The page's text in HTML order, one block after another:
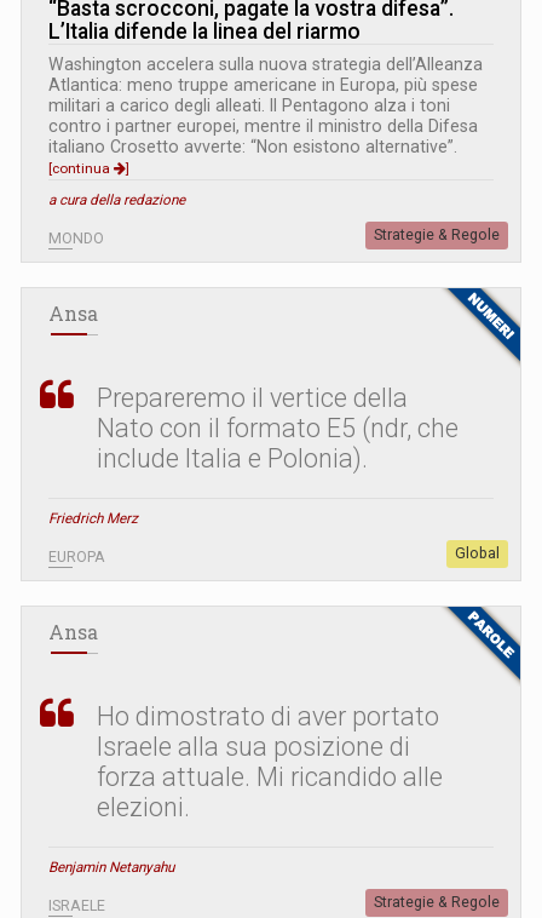
“Basta scrocconi, pagate la vostra difesa”.
L’Italia difende la linea del riarmo
Washington accelera sulla nuova strategia dell’Alleanza
Atlantica: meno truppe americane in Europa, più spese
militari a carico degli alleati. Il Pentagono alza i toni
contro i partner europei, mentre il ministro della Difesa
italiano Crosetto avverte: “Non esistono alternative”.
[continua
]
a cura della redazione
MONDO Strategie & Regole
Ansa
Prepareremo il vertice della
Nato con il formato E5 (ndr, che
include Italia e Polonia).
Friedrich Merz
EUROPA Global
Ansa
Ho dimostrato di aver portato
Israele alla sua posizione di
forza attuale. Mi ricandido alle
elezioni.
Benjamin Netanyahu
ISRAELE Strategie & Regole